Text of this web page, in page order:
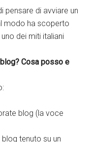
pensare di avviare un
modo ha scoperto
dei miti italiani
Cosa posso e
blog (la voce
tenuto su un